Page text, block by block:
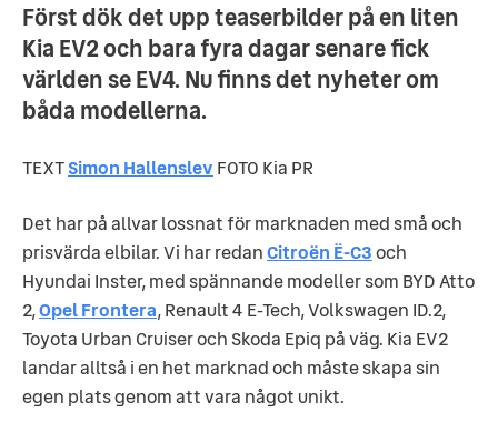
Först dök det upp teaserbilder på en liten
Kia EV2 och bara fyra dagar senare fick
världen se EV4. Nu finns det nyheter om
båda modellerna.
TEXTSimon Hallenslev FOTO Kia PR
Det har på allvar lossnat för marknaden med små och
prisvärda elbilar. Vi har redanCitroën Ë-C3och
Hyundai Inster, med spännande modeller som BYD Atto
2,Opel Frontera, Renault 4 E-Tech, Volkswagen ID.2,
Toyota Urban Cruiser och Skoda Epiq på väg. Kia EV2
landar alltså i en het marknad och måste skapa sin
egen plats genom att vara något unikt.